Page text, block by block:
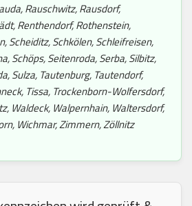
Rauschwitz, Rausdorf,
Renthendorf, Rothenstein,
Scheiditz, Schkölen, Schleifreisen,
Schöps, Seitenroda, Serba, Silbitz,
Sulza, Tautenburg, Tautendorf,
Tissa, Trockenborn-Wolfersdorf,
Waldeck, Walpernhain, Waltersdorf,
Wichmar, Zimmern, Zöllnitz